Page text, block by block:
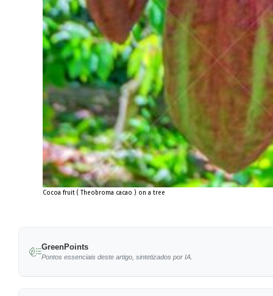
Cocoa fruit ( Theobroma cacao ) on a tree
GreenPoints
Pontos essenciais deste artigo, sintetizados por IA.